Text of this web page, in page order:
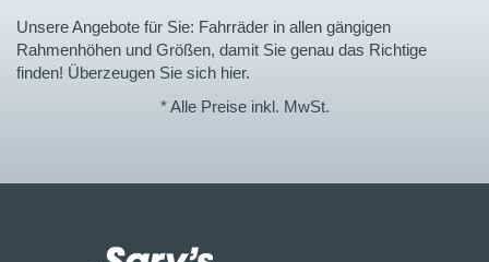
Unsere Angebote für Sie: Fahrräder in allen gängigen
Rahmenhöhen und Größen, damit Sie genau das Richtige
finden! Überzeugen Sie sich hier.
* Alle Preise inkl. MwSt.